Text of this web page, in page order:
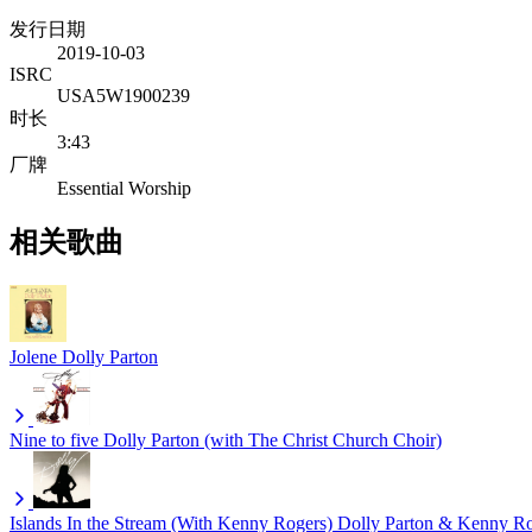
发行日期
2019-10-03
ISRC
USA5W1900239
时长
3:43
厂牌
Essential Worship
相关歌曲
Jolene Dolly Parton
Nine to five Dolly Parton (with The Christ Church Choir)
Islands In the Stream (With Kenny Rogers) Dolly Parton & Kenny